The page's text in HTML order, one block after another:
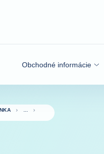
Obchodné informácie